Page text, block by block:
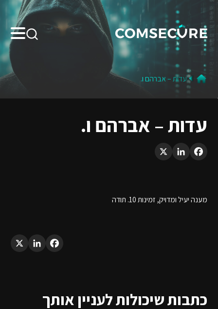
Search:
עדות – אברהם ו.
עדות – אברהם ו.
Facebook
LinkedIn
X
מענה יעיל ומדויק, זמינות 10. תודה
Facebook
LinkedIn
X
כתבות שיכולות לעניין אותך